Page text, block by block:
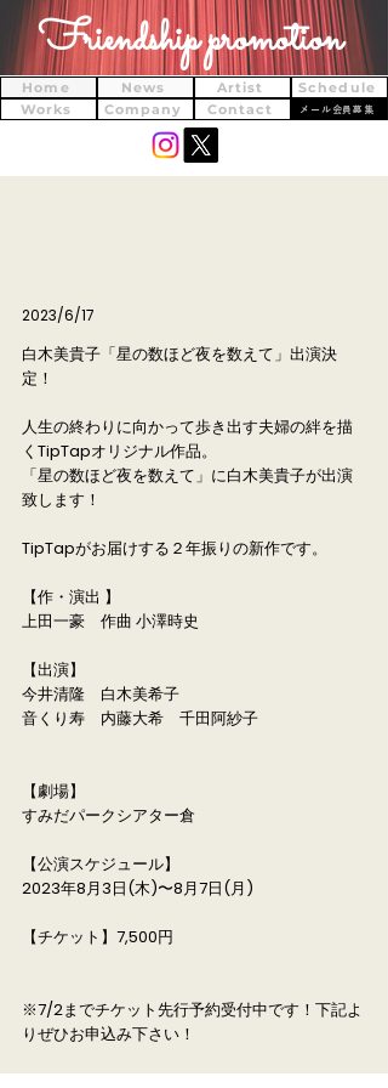
Friendship promotion
Home Artist
Schedule
Works
Contact
Company
News
メール会員募集
2023/6/17
白木美貴子「星の数ほど夜を数えて」出演決
定！
人生の終わりに向かって歩き出す夫婦の絆を描
くTipTapオリジナル作品。
「星の数ほど夜を数えて」に白木美貴子が出演
致します！
TipTapがお届けする２年振りの新作です。
【作・演出 】
上田一豪 作曲 小澤時史
【出演】
今井清隆 白木美希子
音くり寿 内藤大希 千田阿紗子
【劇場】
すみだパークシアター倉
【公演スケジュール】
2023年8月3日(木)〜8月7日(月)
【チケット】7,500円
※7/2までチケット先行予約受付中です！下記よ
りぜひお申込み下さい！